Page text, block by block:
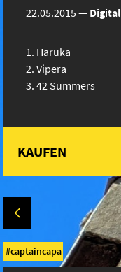
22.05.2015 — Digital
Haruka
Vipera
42 Summers
KAUFEN
captaincapa